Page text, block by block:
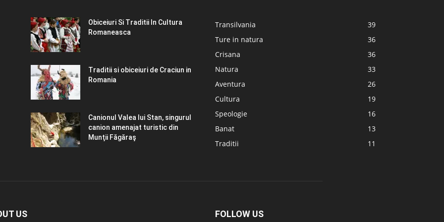
Obiceiuri Si Traditii In Cultura
Romaneasca
Traditii si obiceiuri de Craciun in
Romania
Canionul Valea lui Stan, singurul
canion amenajat turistic din
Munţii Făgăraş
Transilvania
39
Ture in natura
36
Crisana
36
Natura
33
Aventura
26
Cultura
19
Speologie
16
Banat
13
Traditii
11
US FOLLOW US